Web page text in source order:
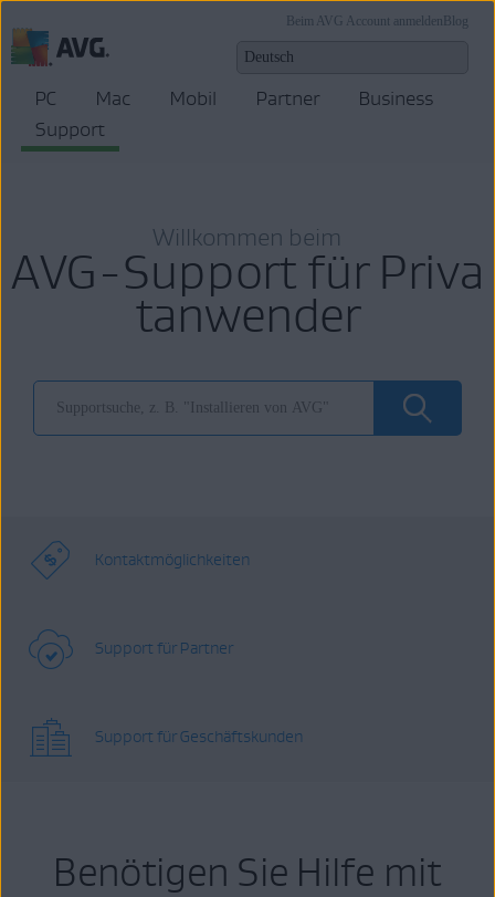
Blog
Beim AVG Account anmelden
PC Mac Mobil Partner
Business
Support
Willkommen beim
AVG-Support für Priva
tanwender
Kontaktmöglichkeiten
Support für Partner
Support für Geschäftskunden
Benötigen Sie Hilfe mit